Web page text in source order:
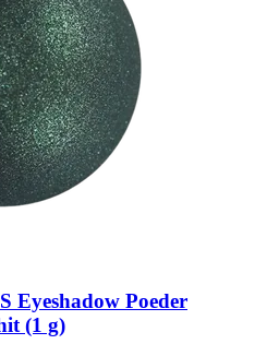
Eyeshadow Poeder
(1 g)